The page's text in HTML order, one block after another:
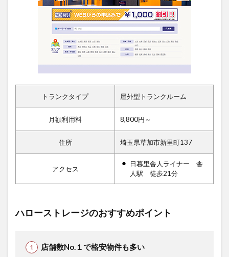
トランクタイプ 屋外型トランクルーム
月額利用料 8,800円～
住所 埼玉県草加市新里町137
アクセス
日暮里舎人ライナー 舎
人駅 徒歩21分
ハローストレージのおすすめポイント
店舗数No.１で格安物件も多い